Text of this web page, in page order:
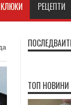
КЛЮКИ РЕЦЕПТИ
ТОП НОВИНИ